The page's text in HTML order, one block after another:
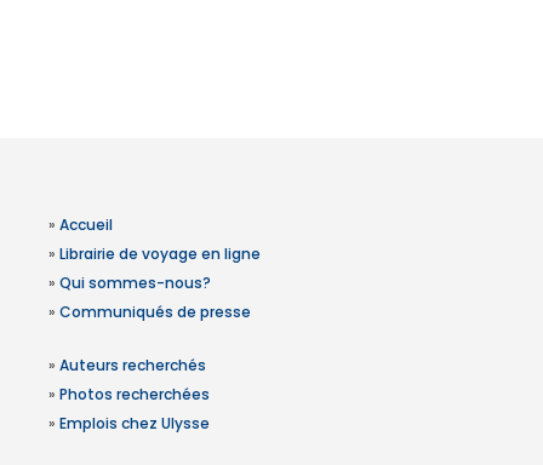
» Accueil
» Librairie de voyage en ligne
» Qui sommes-nous?
» Communiqués de presse
» Auteurs recherchés
» Photos recherchées
» Emplois chez Ulysse